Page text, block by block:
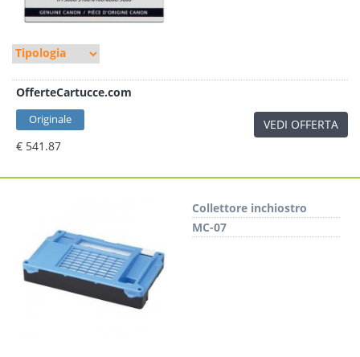
OfferteCartucce.com
Originale
€ 541.87
VEDI OFFERTA
Collettore inchiostro
MC-07